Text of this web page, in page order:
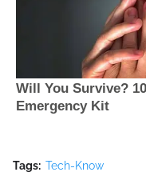
Tags: Tech-Know